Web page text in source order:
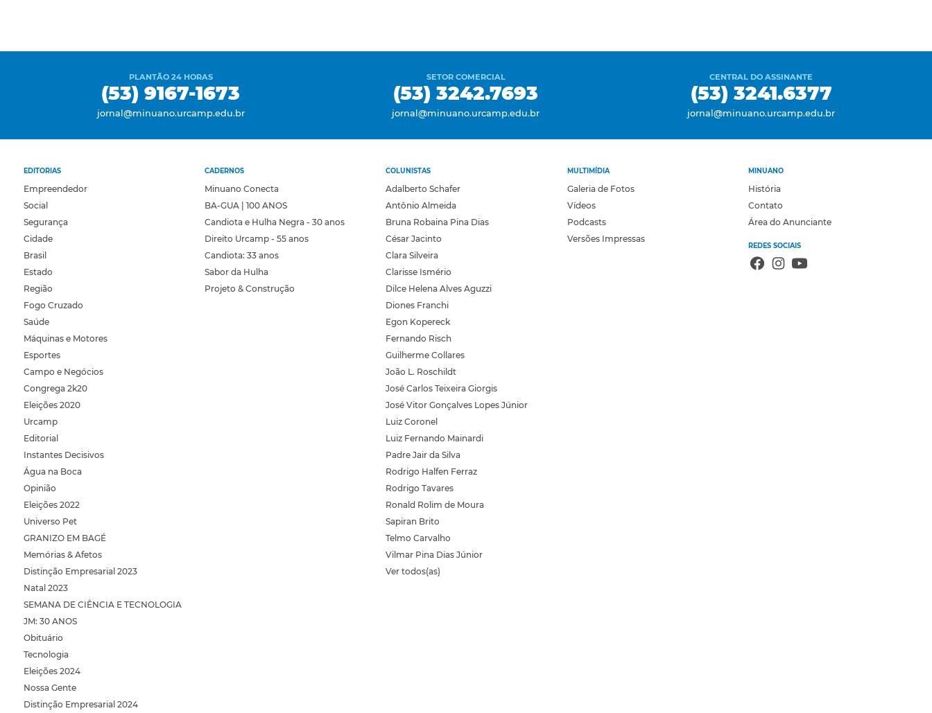
PLANTÃO 24 HORAS
(53) 9167-1673
jornal@minuano.urcamp.edu.br
SETOR COMERCIAL
(53) 3242.7693
jornal@minuano.urcamp.edu.br
CENTRAL DO ASSINANTE
(53) 3241.6377
jornal@minuano.urcamp.edu.br
EDITORIAS
Empreendedor
Social
Segurança
Cidade
Brasil
Estado
Região
Fogo Cruzado
Saúde
Máquinas e Motores
Esportes
Campo e Negócios
Congrega 2k20
Eleições 2020
Urcamp
Editorial
Instantes Decisivos
Água na Boca
Opinião
Eleições 2022
Universo Pet
GRANIZO EM BAGÉ
Memórias & Afetos
Distinção Empresarial 2023
Natal 2023
SEMANA DE CIÊNCIA E TECNOLOGIA
JM: 30 ANOS
Obituário
Tecnologia
Eleições 2024
Nossa Gente
Distinção Empresarial 2024
CADERNOS
Minuano Conecta
BA-GUA | 100 ANOS
Candiota e Hulha Negra - 30 anos
Direito Urcamp - 55 anos
Candiota: 33 anos
Sabor da Hulha
Projeto & Construção
COLUNISTAS
Adalberto Schafer
Antônio Almeida
Bruna Robaina Pina Dias
César Jacinto
Clara Silveira
Clarisse Ismério
Dilce Helena Alves Aguzzi
Diones Franchi
Egon Kopereck
Fernando Risch
Guilherme Collares
João L. Roschildt
José Carlos Teixeira Giorgis
José Vitor Gonçalves Lopes Júnior
Luiz Coronel
Luiz Fernando Mainardi
Padre Jair da Silva
Rodrigo Halfen Ferraz
Rodrigo Tavares
Ronald Rolim de Moura
Sapiran Brito
Telmo Carvalho
Vilmar Pina Dias Júnior
Ver todos(as)
MULTIMÍDIA
Galeria de Fotos
Vídeos
Podcasts
Versões Impressas
MINUANO
História
Contato
Área do Anunciante
REDES SOCIAIS